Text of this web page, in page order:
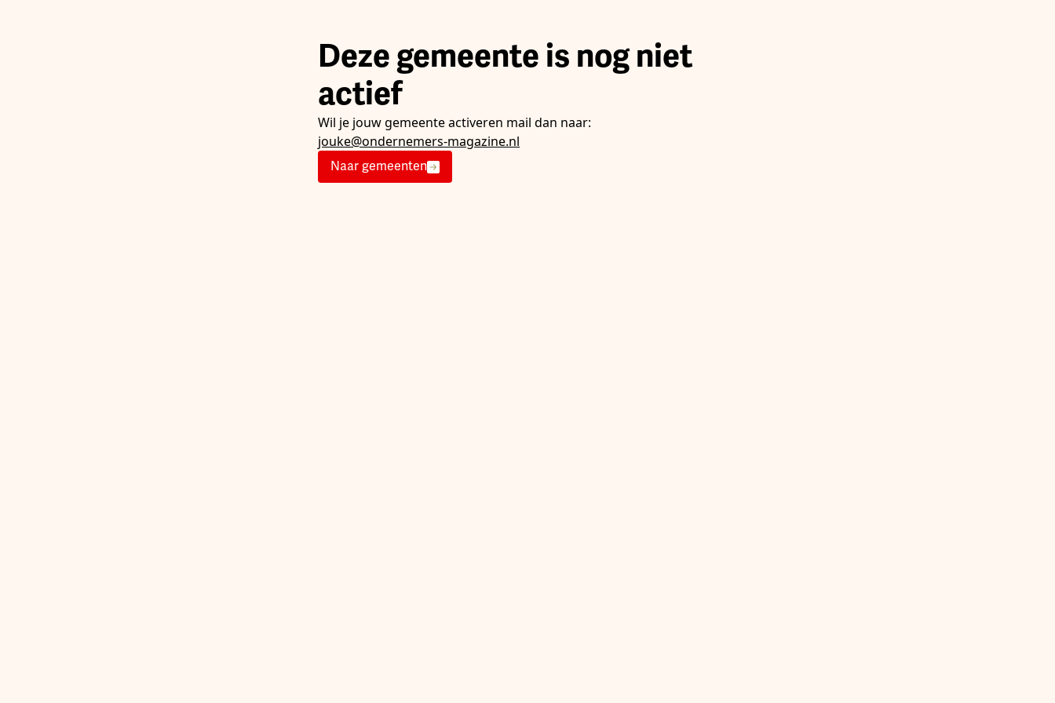
Deze gemeente is nog niet
actief
Wil je jouw gemeente activeren mail dan naar:
jouke@ondernemers-magazine.nl
Naar gemeenten